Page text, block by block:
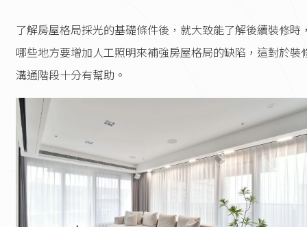
了解房屋格局採光的基礎條件後，就大致能了解後續裝修時
哪些地方要增加人工照明來補強房屋格局的缺陷，這對於裝
溝通階段十分有幫助。